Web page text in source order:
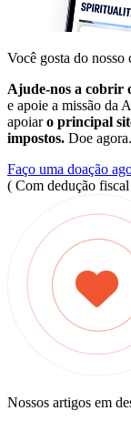
Você gosta do nosso
Ajude-nos a cobrir
e apoie a missão da
apoiaro principal
impostos. Doe agora.
Faço uma doação
( Com dedução
Nossos artigos em